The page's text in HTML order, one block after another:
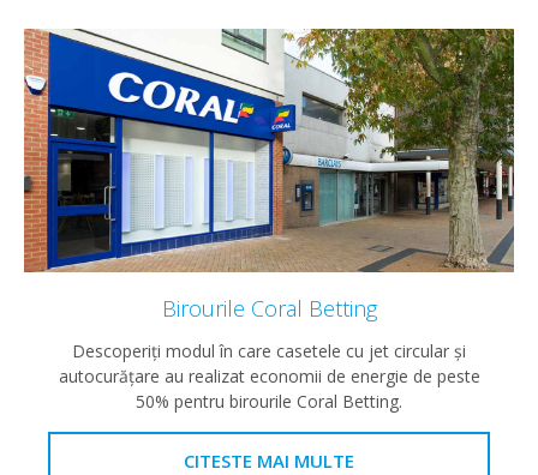
Birourile Coral Betting
Descoperiți modul în care casetele cu jet circular și
autocurățare au realizat economii de energie de peste
50% pentru birourile Coral Betting.
CITESTE MAI MULTE